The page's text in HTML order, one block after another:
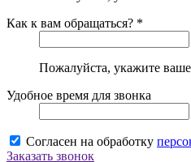
Как к вам обращаться? *
Пожалуйста, укажите
Удобное время для звонка
Согласен на обработку
Заказать звонок